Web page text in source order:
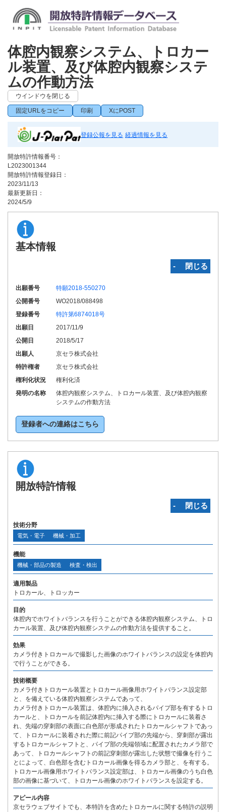
体腔内観察システム、トロカー
ル装置、及び体腔内観察システ
ムの作動方法
ウインドウを閉じる
固定URLをコピー 印刷 XにPOST
登録公報を見る 経過情報を見る
開放特許情報番号：
L2023001344
開放特許情報登録日：
2023/11/13
最新更新日：
2024/5/9
基本情報
‐ 閉じる
出願番号
特願2018-550270
公開番号
WO2018/088498
登録番号
特許第6874018号
出願日
2017/11/9
公開日
2018/5/17
出願人
京セラ株式会社
特許権者
京セラ株式会社
権利化状況
権利化済
発明の名称
体腔内観察システム、トロカール装置、及び体腔内観察
システムの作動方法
登録者への連絡はこちら
開放特許情報
‐ 閉じる
技術分野
電気・電子 機械・加工
機能
機械・部品の製造 検査・検出
適用製品
トロカール、トロッカー
目的
体腔内でホワイトバランスを行うことができる体腔内観察システム、トロ
カール装置、及び体腔内観察システムの作動方法を提供すること。
効果
カメラ付きトロカールで撮影した画像のホワイトバランスの設定を体腔内
で行うことができる。
技術概要
カメラ付きトロカール装置とトロカール画像用ホワイトバランス設定部
と、を備えている体腔内観察システムであって、
カメラ付きトロカール装置は、体腔内に挿入されるパイプ部を有するトロ
カールと、トロカールを前記体腔内に挿入する際にトロカールに装着さ
れ、先端の穿刺部の表面に白色部が形成されたトロカールシャフトであっ
て、トロカールに装着された際に前記パイプ部の先端から、穿刺部が露出
するトロカールシャフトと、パイプ部の先端領域に配置されたカメラ部で
あって、トロカールシャフトの前記穿刺部が露出した状態で撮像を行うこ
とによって、白色部を含むトロカール画像を得るカメラ部と、を有する。
トロカール画像用ホワイトバランス設定部は、トロカール画像のうち白色
部の画像に基づいて、トロカール画像のホワイトバランスを設定する。
アピール内容
京セラウェブサイトでも、本特許を含めたトロカールに関する特許の説明